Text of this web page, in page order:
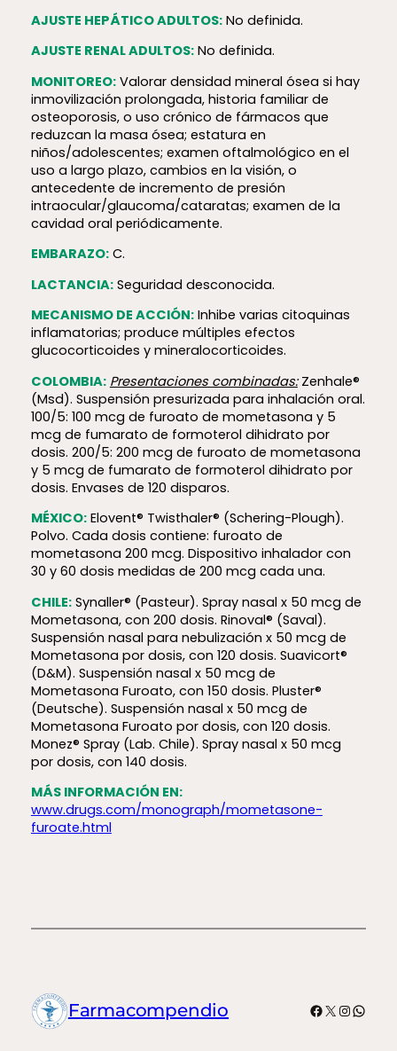
AJUSTE HEPÁTICO ADULTOS:No definida.
AJUSTE RENAL ADULTOS:No definida.
MONITOREO:Valorar densidad mineral ósea si hay
inmovilización prolongada, historia familiar de
osteoporosis, o uso crónico de fármacos que
reduzcan la masa ósea; estatura en
niños/adolescentes; examen oftalmológico en el
uso a largo plazo, cambios en la visión, o
antecedente de incremento de presión
intraocular/glaucoma/cataratas; examen de la
cavidad oral periódicamente.
EMBARAZO:C.
LACTANCIA:Seguridad desconocida.
MECANISMO DE ACCIÓN:Inhibe varias citoquinas
inflamatorias; produce múltiples efectos
glucocorticoides y mineralocorticoides.
COLOMBIA: Presentaciones combinadas:Zenhale®
(Msd). Suspensión presurizada para inhalación oral.
100/5: 100 mcg de furoato de mometasona y 5
mcg de fumarato de formoterol dihidrato por
dosis. 200/5: 200 mcg de furoato de mometasona
y 5 mcg de fumarato de formoterol dihidrato por
dosis. Envases de 120 disparos.
MÉXICO:Elovent® Twisthaler® (Schering-Plough).
Polvo. Cada dosis contiene: furoato de
mometasona 200 mcg. Dispositivo inhalador con
30 y 60 dosis medidas de 200 mcg cada una.
CHILE:Synaller® (Pasteur). Spray nasal x 50 mcg de
Mometasona, con 200 dosis. Rinoval® (Saval).
Suspensión nasal para nebulización x 50 mcg de
Mometasona por dosis, con 120 dosis. Suavicort®
(D&M). Suspensión nasal x 50 mcg de
Mometasona Furoato, con 150 dosis. Pluster®
(Deutsche). Suspensión nasal x 50 mcg de
Mometasona Furoato por dosis, con 120 dosis.
Monez® Spray (Lab. Chile). Spray nasal x 50 mcg
por dosis, con 140 dosis.
MÁS INFORMACIÓN EN:
www.drugs.com/monograph/mometasone-
furoate.html
Farmacompendio Facebook
X